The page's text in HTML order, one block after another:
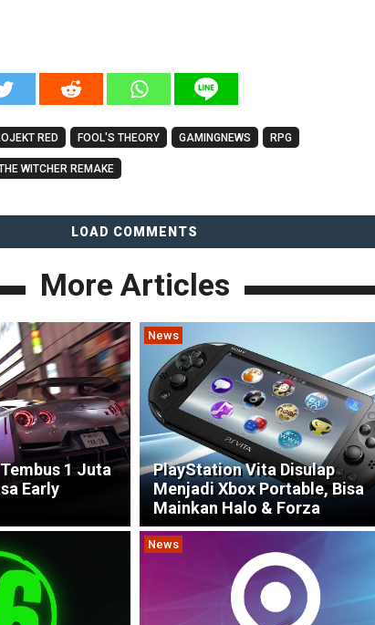
RED FOOL'S THEORY GAMINGNEWS RPG
WITCHER REMAKE
LOAD COMMENTS
More Articles
1 Juta
Early
News
PlayStation Vita Disulap
Menjadi Xbox Portable, Bisa
Mainkan Halo & Forza
News